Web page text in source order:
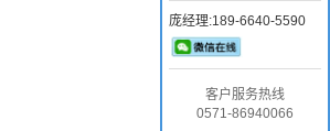
庞经理:189-6640-5590
客户服务热线
0571-86940066